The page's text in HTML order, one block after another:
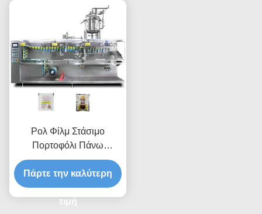
συσκευαστήριο
Ρολ Φίλμ Στάσιμο
Πορτοφόλι Πάνω
Σφουγγαρίστρα Doypack
Γάλα Τσάι Γεμίζοντας
Οριζόντια
πολυλειτουργική
Πάρτε την καλύτερη
τιμή